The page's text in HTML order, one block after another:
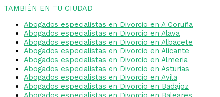
TAMBIÉN EN TU CIUDAD
Abogados especialistas en Divorcio en A Coruña
Abogados especialistas en Divorcio en Alava
Abogados especialistas en Divorcio en Albacete
Abogados especialistas en Divorcio en Alicante
Abogados especialistas en Divorcio en Almeria
Abogados especialistas en Divorcio en Asturias
Abogados especialistas en Divorcio en Avila
Abogados especialistas en Divorcio en Badajoz
Abogados especialistas en Divorcio en Baleares